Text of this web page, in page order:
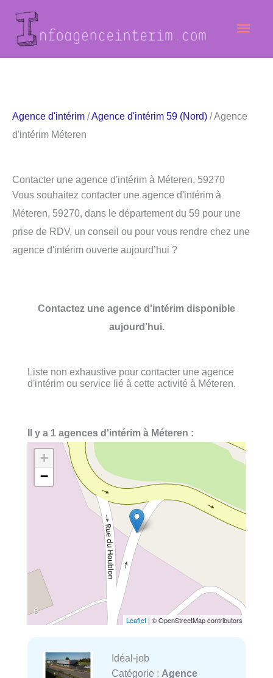
contenu
Agence d'intérim /Agence d'intérim 59 (Nord) / Agence
d'intérim Méteren
Contacter une agence d'intérim à Méteren, 59270
Vous souhaitez contacter une agence d'intérim à
Méteren, 59270, dans le département du 59 pour une
prise de RDV, un conseil ou pour vous rendre chez une
agence d'intérim ouverte aujourd’hui ?
Contactez une agence d'intérim disponible
aujourd’hui.
Liste non exhaustive pour contacter une agence
d'intérim ou service lié à cette activité à Méteren.
Il y a 1 agences d'intérim à Méteren :
+
−
Leaflet | © OpenStreetMap contributors
Idéal-job
Catégorie : Agence